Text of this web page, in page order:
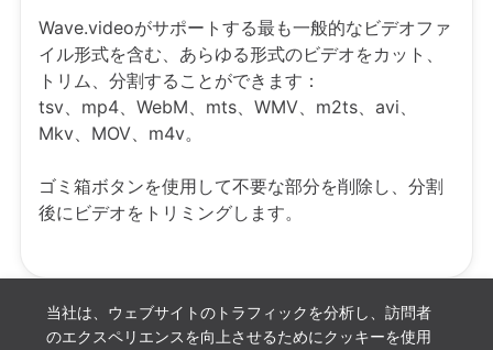
当社は、ウェブサイトのトラフィックを分析し、訪問者
のエクスペリエンスを向上させるためにクッキーを使用
Wave.videoがサポートする最も一般的なビデオファ
イル形式を含む、あらゆる形式のビデオをカット、
トリム、分割することができます：
tsv、mp4、WebM、mts、WMV、m2ts、avi、
Mkv、MOV、m4v。
ゴミ箱ボタンを使用して不要な部分を削除し、分割
後にビデオをトリミングします。